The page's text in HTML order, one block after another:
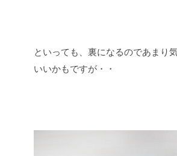
といっても、裏になるのであまり
いいかもですが・・